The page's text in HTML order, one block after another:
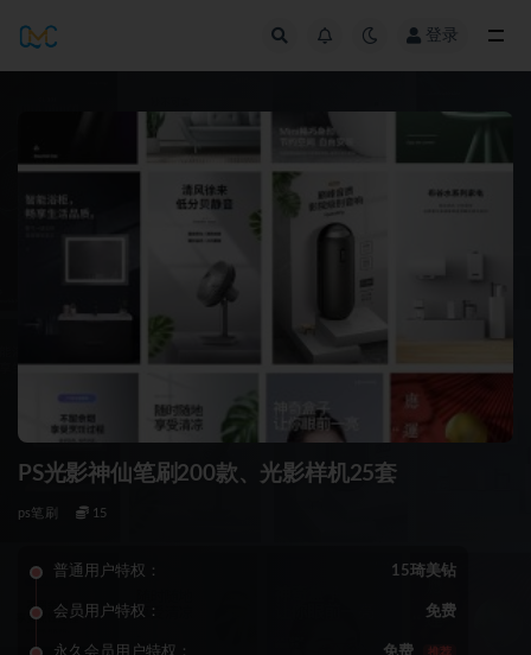
登录
PS光影神仙笔刷200款、光影样机25套
ps笔刷 15
普通用户特权： 15琦美钻
会员用户特权： 免费
永久会员用户特权： 免费 推荐